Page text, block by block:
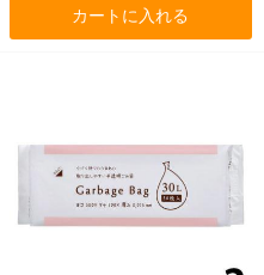
カートに入れる